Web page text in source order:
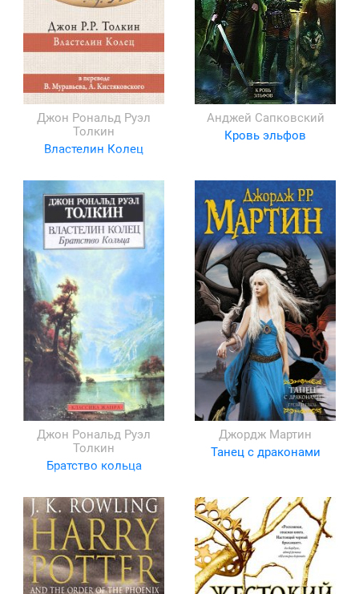
Джон Рональд Руэл
Толкин
Властелин Колец
Анджей Сапковский
Кровь эльфов
Джон Рональд Руэл
Толкин
Братство кольца
Джордж Мартин
Танец с драконами